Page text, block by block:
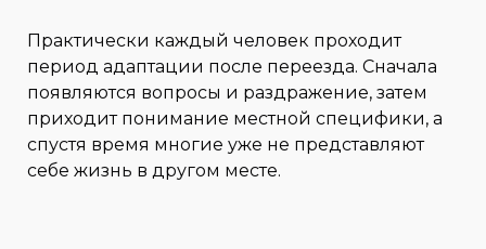
Практически каждый человек проходит
период адаптации после переезда. Сначала
появляются вопросы и раздражение, затем
приходит понимание местной специфики, а
спустя время многие уже не представляют
себе жизнь в другом месте.